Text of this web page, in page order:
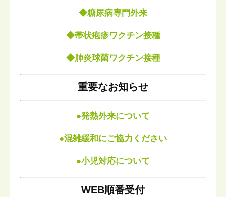
◆糖尿病専門外来
◆帯状疱疹ワクチン接種
◆肺炎球菌ワクチン接種
重要なお知らせ
●発熱外来について
●混雑緩和にご協力ください
●小児対応について
WEB順番受付